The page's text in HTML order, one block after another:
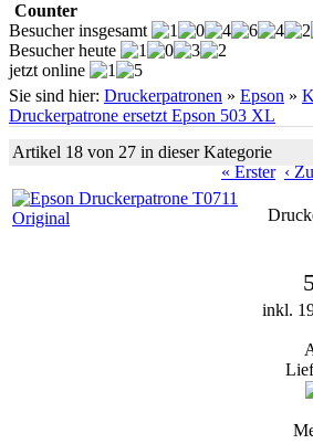
Counter
Besucher insgesamt
Besucher heute
jetzt online
Sie sind hier: Druckerpatronen » Epson »
Druckerpatrone ersetzt Epson 503 XL
Artikel 18 von 27 in dieser Kategorie
« Erster ‹
inkl.